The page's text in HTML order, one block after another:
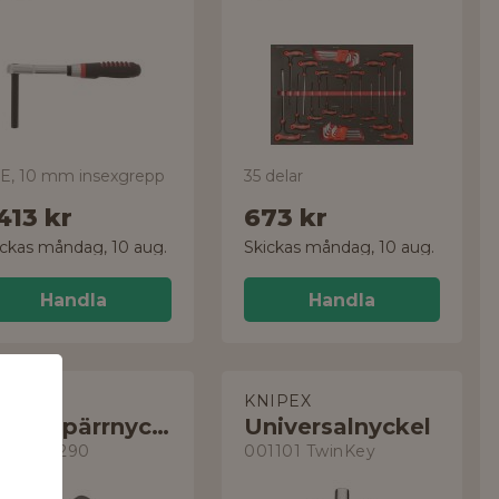
10 mm insexgrepp
kr
måndag, 10 aug.
Handla
35 delar
673 kr
Skickas måndag, 10 aug.
Handla
U-ringspärrnyckelsats
073290
KNIPEX
Universalnyckel
001101 TwinKey